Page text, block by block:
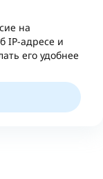
на
IP-адресе и
его удобнее